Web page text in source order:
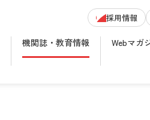
採用情報
機関誌・教育情報 Webマガ